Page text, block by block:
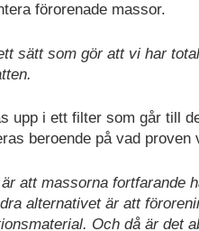
förorenade massor.
sätt som gör att vi har
upp i ett filter som går till
beroende på vad proven
att massorna fortfarande
alternativet är att
Och då är det